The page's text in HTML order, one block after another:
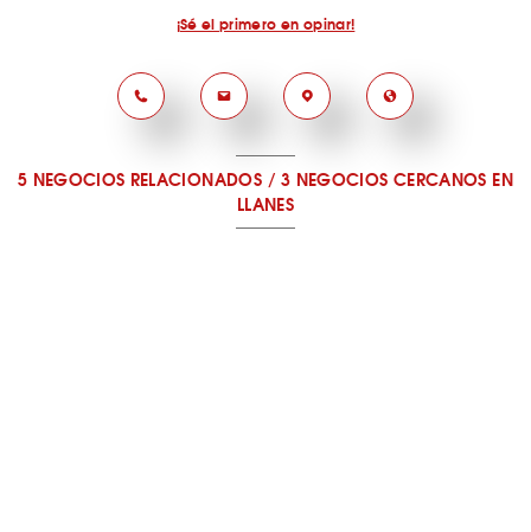
¡Sé el primero en opinar!
5 NEGOCIOS RELACIONADOS/3 NEGOCIOS CERCANOS EN
LLANES